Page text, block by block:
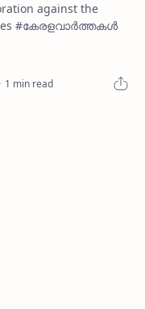
against the
#കേരളവാർത്തകൾ
1 min read